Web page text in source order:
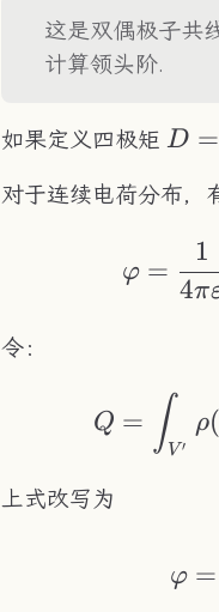
这是双偶极子共
计算领头阶.
如果定义四极矩 D =
D =
对于连续电荷分布，
φ =
4π
1
令：
Q = ∫V ′
ρ(
上式改写为
φ =